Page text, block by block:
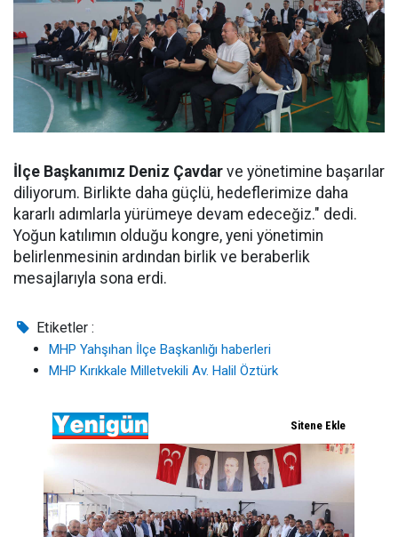
İlçe Başkanımız Deniz Çavdar ve yönetimine başarılar
diliyorum. Birlikte daha güçlü, hedeflerimize daha
kararlı adımlarla yürümeye devam edeceğiz." dedi.
Yoğun katılımın olduğu kongre, yeni yönetimin
belirlenmesinin ardından birlik ve beraberlik
mesajlarıyla sona erdi.
Etiketler :
MHP Yahşıhan İlçe Başkanlığı haberleri
MHP Kırıkkale Milletvekili Av. Halil Öztürk